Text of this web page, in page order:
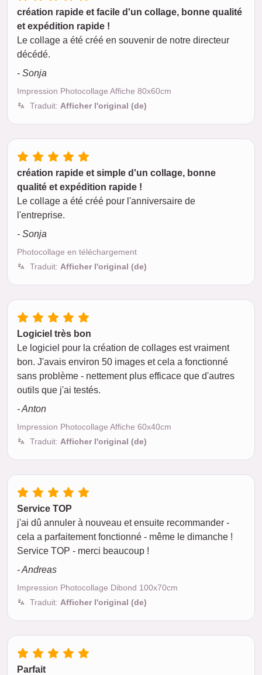
création rapide et facile d'un collage, bonne qualité
et expédition rapide !
Le collage a été créé en souvenir de notre directeur
décédé.
- Sonja
Impression Photocollage Affiche 80x60cm
Traduit: Afficher l'original (de)
création rapide et simple d'un collage, bonne
qualité et expédition rapide !
Le collage a été créé pour l'anniversaire de
l'entreprise.
- Sonja
Photocollage en téléchargement
Traduit: Afficher l'original (de)
Logiciel très bon
Le logiciel pour la création de collages est vraiment
bon. J'avais environ 50 images et cela a fonctionné
sans problème - nettement plus efficace que d'autres
outils que j'ai testés.
- Anton
Impression Photocollage Affiche 60x40cm
Traduit: Afficher l'original (de)
Service TOP
j'ai dû annuler à nouveau et ensuite recommander -
cela a parfaitement fonctionné - même le dimanche !
Service TOP - merci beaucoup !
- Andreas
Impression Photocollage Dibond 100x70cm
Traduit: Afficher l'original (de)
Parfait